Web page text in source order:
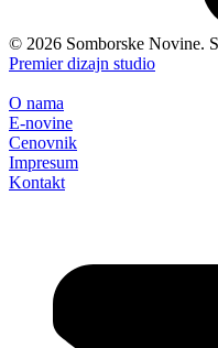
© 2026 Somborske Novine.
Premier dizajn studio
O nama
E-novine
Cenovnik
Impresum
Kontakt